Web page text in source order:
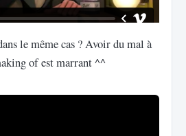
le même cas ? Avoir du mal à
of est marrant ^^